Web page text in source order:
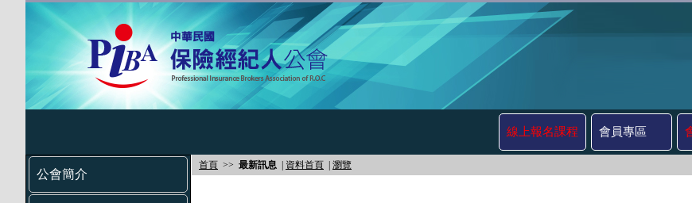
線上報名課程 會員專區
公會簡介
首頁 >> 最新訊息 資料首頁 瀏覽